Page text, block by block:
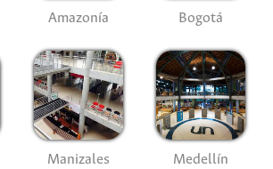
Amazonía Bogotá
Manizales Medellín